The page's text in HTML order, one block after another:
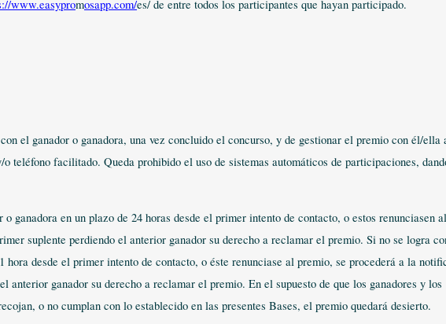
www.easypromosapp.com/es/ de entre todos los participantes que hayan participado.
el ganador o ganadora, una vez concluido el concurso, y de gestionar el premio con él/ella
teléfono facilitado. Queda prohibido el uso de sistemas automáticos de participaciones,
ganadora en un plazo de 24 horas desde el primer intento de contacto, o estos renunciasen
rimer suplente perdiendo el anterior ganador su derecho a reclamar el premio. Si no se logra
hora desde el primer intento de contacto, o éste renunciase al premio, se procederá a la
anterior ganador su derecho a reclamar el premio. En el supuesto de que los ganadores y los
o no cumplan con lo establecido en las presentes Bases, el premio quedará desierto.